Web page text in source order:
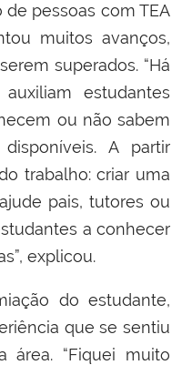
de pessoas com TEA
muitos avanços,
superados. “Há
estudantes
ou não sabem
A partir
trabalho: criar uma
pais, tutores ou
a conhecer
explicou.
do estudante,
que se sentiu
área. “Fiquei muito